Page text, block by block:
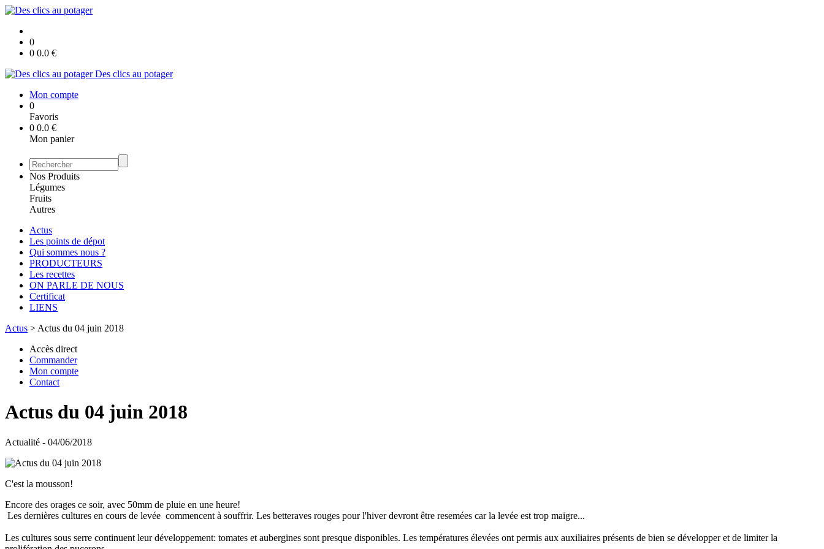
0
0 0.0 €
Des clics au potager
Mon compte
0
Favoris
0 0.0 €
Mon panier
Nos Produits
Légumes
Fruits
Autres
Actus
Les points de dépot
Qui sommes nous ?
PRODUCTEURS
Les recettes
ON PARLE DE NOUS
Certificat
LIENS
Actus > Actus du 04 juin 2018
Accès direct
Commander
Mon compte
Contact
Actus du 04 juin 2018
Actualité - 04/06/2018
C'est la mousson!
Encore des orages ce soir, avec 50mm de pluie en une heure!
Les dernières cultures en cours de levée commencent à souffrir. Les betteraves rouges pour l'hiver devront être resemées car la levée est trop maigre...
Les cultures sous serre continuent leur développement: tomates et aubergines sont presque disponibles. Les températures élevées ont permis aux auxiliaires présents de bien se développer et de limiter la